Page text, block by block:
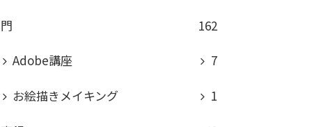
162
Adobe講座
7
お絵描きメイキング 1